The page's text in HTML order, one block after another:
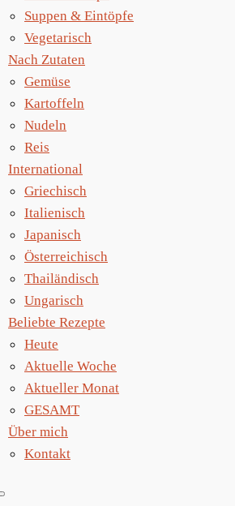
Suppen & Eintöpfe
Vegetarisch
Nach Zutaten
Gemüse
Kartoffeln
Nudeln
Reis
International
Griechisch
Italienisch
Japanisch
Österreichisch
Thailändisch
Ungarisch
Beliebte Rezepte
Heute
Aktuelle Woche
Aktueller Monat
GESAMT
Über mich
Kontakt